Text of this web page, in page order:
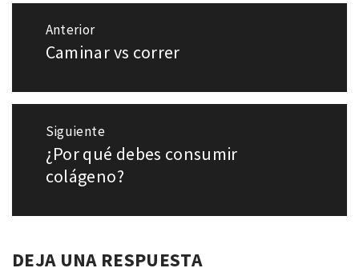
Navegación
Anterior
Entrada
Caminar vs correr
Siguiente
Entrada
siguiente:
¿Por qué debes consumir
colágeno?
DEJA UNA RESPUESTA